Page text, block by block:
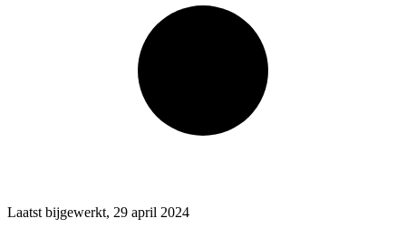
Laatst bijgewerkt, 29 april 2024